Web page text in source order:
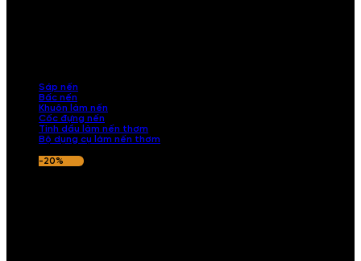
Sáp nến
Bấc nến
Khuôn làm nến
Cốc đựng nến
Tinh dầu làm nến thơm
Bộ dụng cụ làm nến thơm
-20%